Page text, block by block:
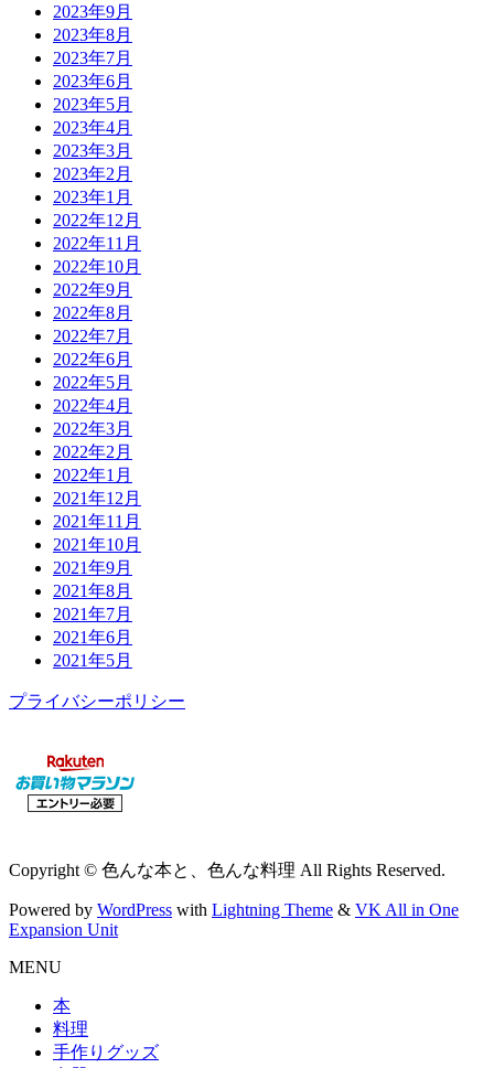
2023年9月
2023年8月
2023年7月
2023年6月
2023年5月
2023年4月
2023年3月
2023年2月
2023年1月
2022年12月
2022年11月
2022年10月
2022年9月
2022年8月
2022年7月
2022年6月
2022年5月
2022年4月
2022年3月
2022年2月
2022年1月
2021年12月
2021年11月
2021年10月
2021年9月
2021年8月
2021年7月
2021年6月
2021年5月
プライバシーポリシー
Copyright © 色んな本と、色んな料理 All Rights Reserved.
Powered by WordPress with Lightning Theme & VK All in One
Expansion Unit
MENU
本
料理
手作りグッズ